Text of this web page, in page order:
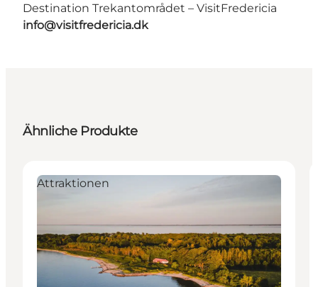
Destination Trekantområdet – VisitFredericia
info@visitfredericia.dk
Ähnliche Produkte
Attraktionen